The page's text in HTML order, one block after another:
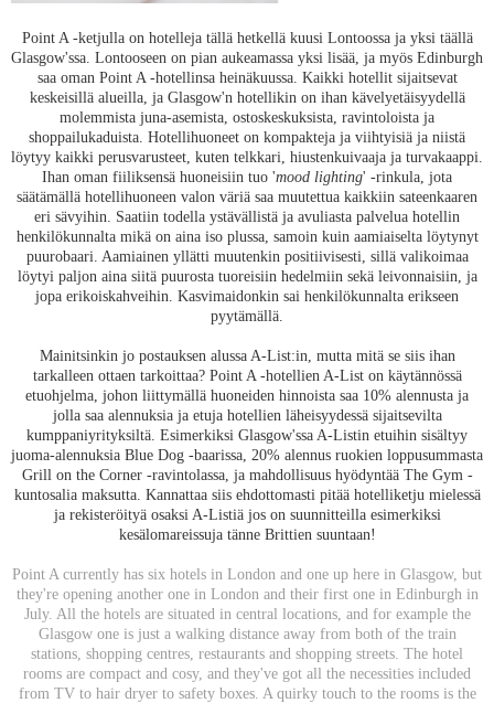
Point A -ketjulla on hotelleja tällä hetkellä kuusi Lontoossa ja yksi täällä
Glasgow'ssa. Lontooseen on pian aukeamassa yksi lisää, ja myös Edinburgh
saa oman Point A -hotellinsa heinäkuussa. Kaikki hotellit sijaitsevat
keskeisillä alueilla, ja Glasgow'n hotellikin on ihan kävelyetäisyydellä
molemmista juna-asemista, ostoskeskuksista, ravintoloista ja
shoppailukaduista. Hotellihuoneet on kompakteja ja viihtyisiä ja niistä
löytyy kaikki perusvarusteet, kuten telkkari, hiustenkuivaaja ja turvakaappi.
Ihan oman fiiliksensä huoneisiin tuo 'mood lighting' -rinkula, jota
säätämällä hotellihuoneen valon väriä saa muutettua kaikkiin sateenkaaren
eri sävyihin. Saatiin todella ystävällistä ja avuliasta palvelua hotellin
henkilökunnalta mikä on aina iso plussa, samoin kuin aamiaiselta löytynyt
puurobaari. Aamiainen yllätti muutenkin positiivisesti, sillä valikoimaa
löytyi paljon aina siitä puurosta tuoreisiin hedelmiin sekä leivonnaisiin, ja
jopa erikoiskahveihin. Kasvimaidonkin sai henkilökunnalta erikseen
pyytämällä.
Mainitsinkin jo postauksen alussa A-List:in, mutta mitä se siis ihan
tarkalleen ottaen tarkoittaa? Point A -hotellien A-List on käytännössä
etuohjelma, johon liittymällä huoneiden hinnoista saa 10% alennusta ja
jolla saa alennuksia ja etuja hotellien läheisyydessä sijaitsevilta
kumppaniyrityksiltä. Esimerkiksi Glasgow'ssa A-Listin etuihin sisältyy
juoma-alennuksia Blue Dog -baarissa, 20% alennus ruokien loppusummasta
Grill on the Corner -ravintolassa, ja mahdollisuus hyödyntää The Gym -
kuntosalia maksutta. Kannattaa siis ehdottomasti pitää hotelliketju mielessä
ja rekisteröityä osaksi A-Listiä jos on suunnitteilla esimerkiksi
kesälomareissuja tänne Brittien suuntaan!
Point A currently has six hotels in London and one up here in Glasgow, but
they're opening another one in London and their first one in Edinburgh in
July. All the hotels are situated in central locations, and for example the
Glasgow one is just a walking distance away from both of the train
stations, shopping centres, restaurants and shopping streets. The hotel
rooms are compact and cosy, and they've got all the necessities included
from TV to hair dryer to safety boxes. A quirky touch to the rooms is the